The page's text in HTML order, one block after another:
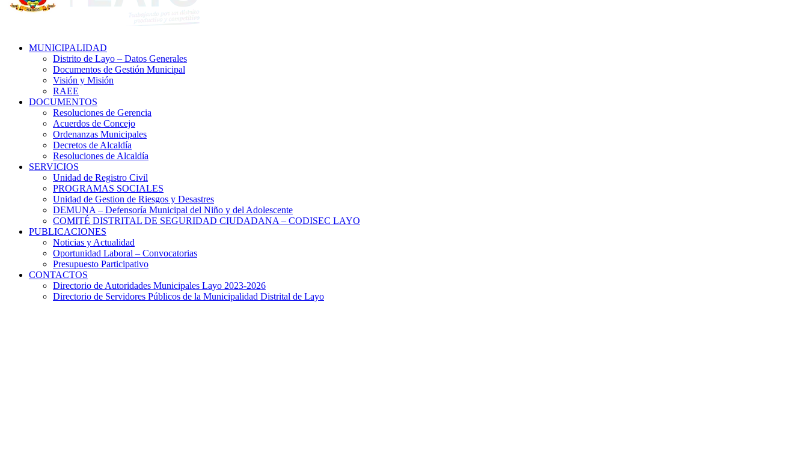
MUNICIPALIDAD
Distrito de Layo – Datos Generales
Documentos de Gestión Municipal
Visión y Misión
RAEE
DOCUMENTOS
Resoluciones de Gerencia
Acuerdos de Concejo
Ordenanzas Municipales
Decretos de Alcaldía
Resoluciones de Alcaldía
SERVICIOS
Unidad de Registro Civil
PROGRAMAS SOCIALES
Unidad de Gestion de Riesgos y Desastres
DEMUNA – Defensoría Municipal del Niño y del Adolescente
COMITÉ DISTRITAL DE SEGURIDAD CIUDADANA – CODISEC LAYO
PUBLICACIONES
Noticias y Actualidad
Oportunidad Laboral – Convocatorias
Presupuesto Participativo
CONTACTOS
Directorio de Autoridades Municipales Layo 2023-2026
Directorio de Servidores Públicos de la Municipalidad Distrital de Layo